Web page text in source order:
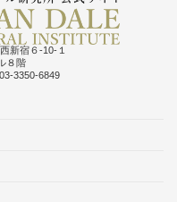
新宿６-10-１
８階
3350-6849